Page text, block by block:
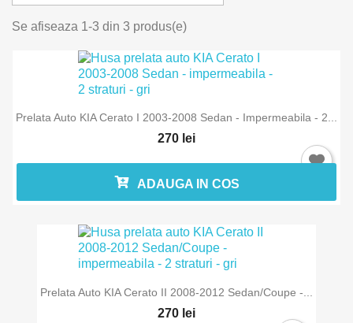
Se afiseaza 1-3 din 3 produs(e)
Prelata Auto KIA Cerato I 2003-2008 Sedan - Impermeabila - 2...
270 lei
ADAUGA IN COS
Prelata Auto KIA Cerato II 2008-2012 Sedan/Coupe -...
270 lei